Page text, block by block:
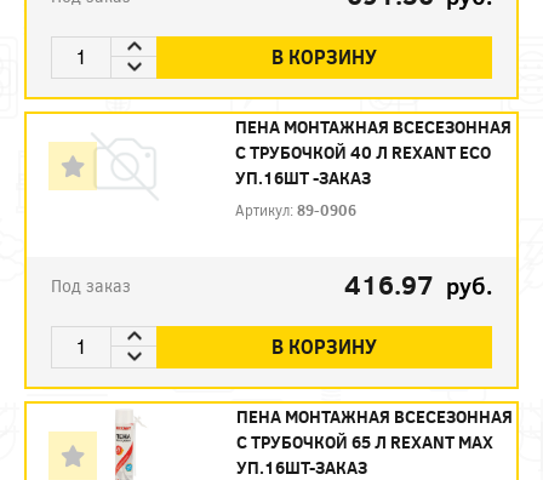
В КОРЗИНУ
ПЕНА МОНТАЖНАЯ ВСЕСЕЗОННАЯ
С ТРУБОЧКОЙ 40 Л REXANT ECO
УП.16ШТ -ЗАКАЗ
Артикул:89-0906
Под заказ 416.97 руб.
В КОРЗИНУ
ПЕНА МОНТАЖНАЯ ВСЕСЕЗОННАЯ
С ТРУБОЧКОЙ 65 Л REXANT MAX
УП.16ШТ-ЗАКАЗ